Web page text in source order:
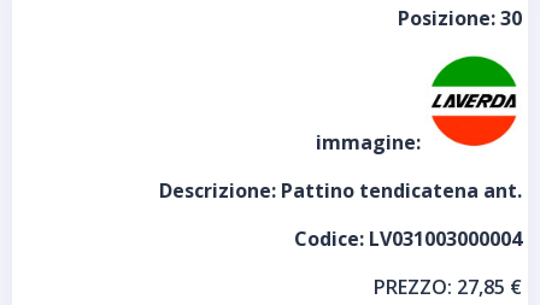
Posizione:30
immagine:
Descrizione: Pattino tendicatena ant.
Codice: LV031003000004
PREZZO: 27,85 €